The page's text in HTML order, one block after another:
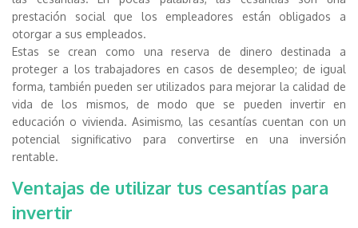
prestación social que los empleadores están obligados a
otorgar a sus empleados.
Estas se crean como una reserva de dinero destinada a
proteger a los trabajadores en casos de desempleo; de igual
forma, también pueden ser utilizados para mejorar la calidad de
vida de los mismos, de modo que se pueden invertir en
educación o vivienda. Asimismo, las cesantías cuentan con un
potencial significativo para convertirse en una inversión
rentable.
Ventajas de utilizar tus cesantías para
invertir